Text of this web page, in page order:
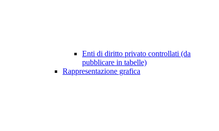
Enti di diritto privato controllati (da
pubblicare in tabelle)
Rappresentazione grafica